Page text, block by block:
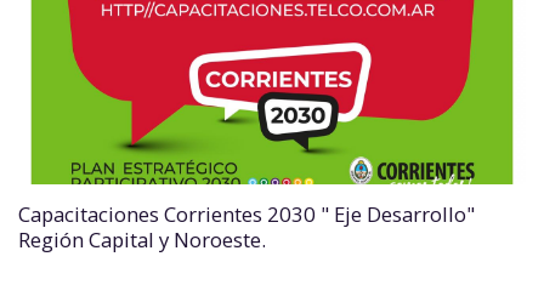
Capacitaciones Corrientes 2030 " Eje Desarrollo"
Región Capital y Noroeste.